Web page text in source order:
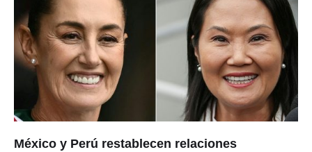
México y Perú restablecen relaciones